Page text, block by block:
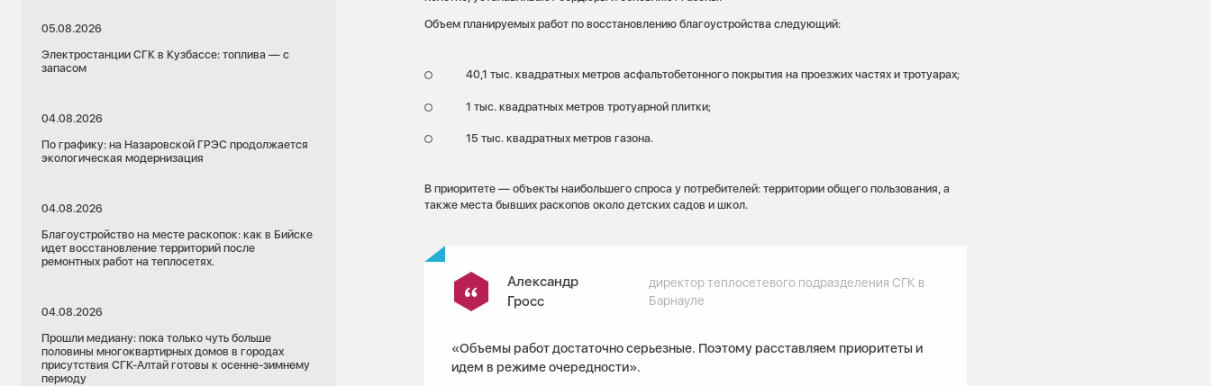
05.08.2026
Электростанции СГК в Кузбассе: топлива — с
запасом
04.08.2026
По графику: на Назаровской ГРЭС продолжается
экологическая модернизация
04.08.2026
Благоустройство на месте раскопок: как в Бийске
идет восстановление территорий после
ремонтных работ на теплосетях.
04.08.2026
Прошли медиану: пока только чуть больше
половины многоквартирных домов в городах
присутствия СГК-Алтай готовы к осенне-зимнему
периоду
Объем планируемых работ по восстановлению благоустройства следующий:
40,1 тыс. квадратных метров асфальтобетонного покрытия на проезжих частях и тротуарах;
1 тыс. квадратных метров тротуарной плитки;
15 тыс. квадратных метров газона.
В приоритете — объекты наибольшего спроса у потребителей: территории общего пользования, а
также места бывших раскопов около детских садов и школ.
Александр
Гросс
директор теплосетевого подразделения СГК в
Барнауле
«Объемы работ достаточно серьезные. Поэтому расставляем приоритеты и
идем в режиме очередности».